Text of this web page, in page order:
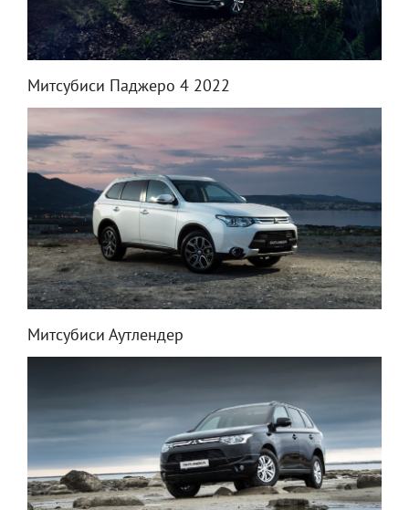
Митсубиси Паджеро 4 2022
Митсубиси Аутлендер